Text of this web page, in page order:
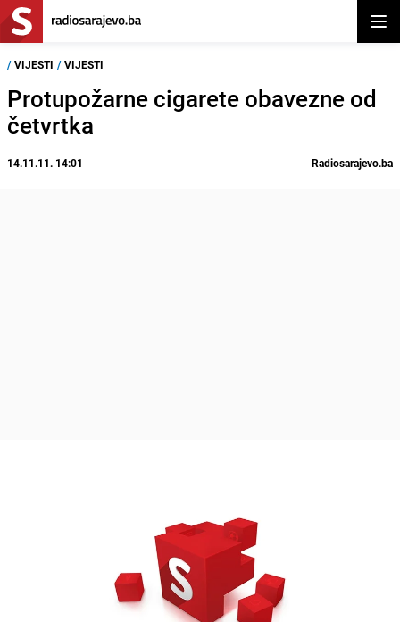
/ VIJESTI / VIJESTI
Protupožarne cigarete obavezne od
četvrtka
14.11.11. 14:01 Radiosarajevo.ba